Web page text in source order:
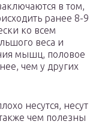
в том,
ранее 8-9
ко всем
веса и
мышц, половое
чем у других
несутся, несут
чем полезны